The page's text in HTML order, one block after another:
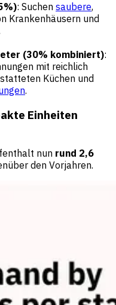
: Suchen saubere,
Krankenhäusern und
(30% kombiniert):
mit reichlich
Küchen und
.
Einheiten
nun rund 2,6
den Vorjahren.